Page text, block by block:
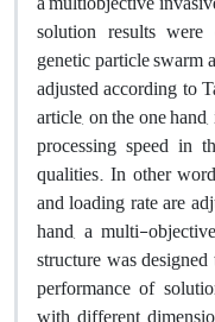
solution results
genetic particle swarm
adjusted according to
article, on the one
processing speed in
qualities. In other
and loading rate are
hand, a multi-
structure was
performance of